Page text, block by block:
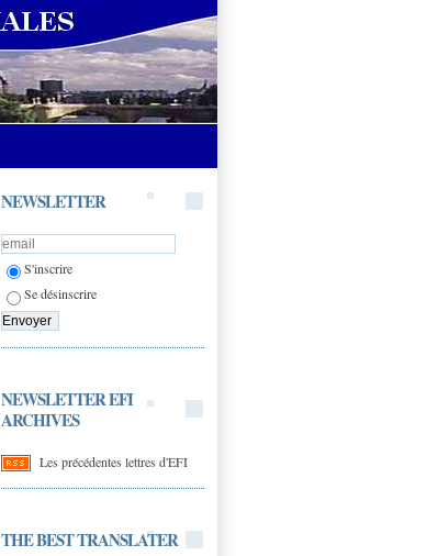
NEWSLETTER
S'inscrire
Se désinscrire
NEWSLETTER EFI
ARCHIVES
Les précédentes lettres d'EFI
THE BEST TRANSLATER